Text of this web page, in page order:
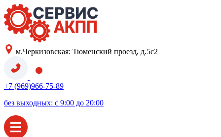
м.Черкизовская: Тюменский проезд, д.5с2
+7 (969)966-75-89
без выходных: с 9:00 до 20:00